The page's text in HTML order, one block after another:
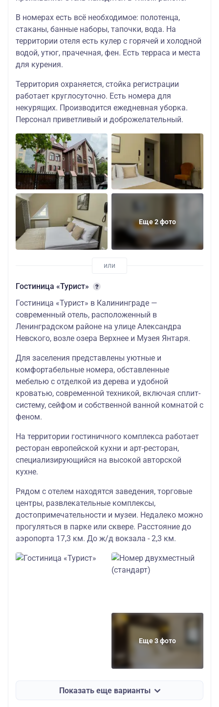
развивающегося
Балтийского региона.
В номерах есть всё необходимое: полотенца,
стаканы, банные наборы, тапочки, вода. На
территории отеля есть кулер с горячей и холодной
водой, утюг, прачечная, фен. Есть терраса и места
для курения.
Территория охраняется, стойка регистрации
работает круглосуточно. Есть номера для
некурящих. Производится ежедневная уборка.
Персонал приветливый и доброжелательный.
Еще 2 фото
Гостиница «Турист»
Гостиница «Турист» в Калининграде —
современный отель, расположенный в
Ленинградском районе на улице Александра
Невского, возле озера Верхнее и Музея Янтаря.
Для заселения представлены уютные и
комфортабельные номера, обставленные
мебелью с отделкой из дерева и удобной
кроватью, современной техникой, включая сплит-
систему, сейфом и собственной ванной комнатой с
феном.
На территории гостиничного комплекса работает
ресторан европейской кухни и арт-ресторан,
специализирующийся на высокой авторской
кухне.
Рядом с отелем находятся заведения, торговые
центры, развлекательные комплексы,
достопримечательности и музеи. Недалеко можно
прогуляться в парке или сквере. Расстояние до
аэропорта 17,3 км. До ж/д вокзала - 2,3 км.
Еще 3 фото
Показать еще варианты